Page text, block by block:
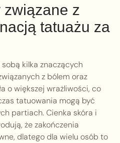
z
tatuażu za
kilka znaczących
z bólem oraz
o większej wrażliwości, co
tatuowania mogą być
partiach. Cienka skóra i
że zakończenia
dlatego dla wielu osób to